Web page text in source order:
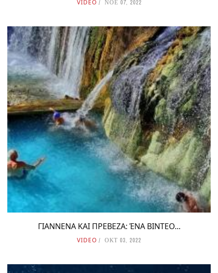
VIDEO ΝΟΕ 07, 2022
ΓΙΑΝΝΕΝΑ ΚΑΙ ΠΡΕΒΕΖΑ: ΈΝΑ ΒΙΝΤΕΟ...
VIDEO ΟΚΤ 03, 2022